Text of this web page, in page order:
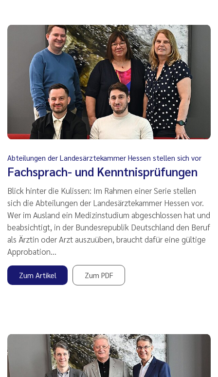
Abteilungen der Landesärztekammer Hessen stellen sich vor
Fachsprach- und Kenntnisprüfungen
Blick hinter die Kulissen: Im Rahmen einer Serie stellen
sich die Abteilungen der Landesärztekammer Hessen vor.
Wer im Ausland ein Medizinstudium abgeschlossen hat und
beabsichtigt, in der Bundesrepublik Deutschland den Beruf
als Ärztin oder Arzt auszuüben, braucht dafür eine gültige
Approbation…
Zum Artikel Zum PDF